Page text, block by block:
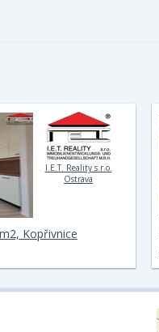
I.E.T. Reality s.r.o.
Ostrava
Kopřivnice